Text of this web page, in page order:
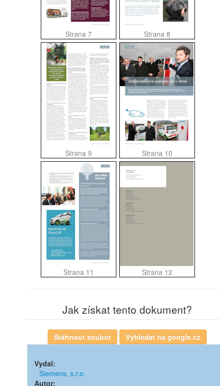
Strana 7 Strana 8
Strana 9 Strana 10
Strana 11 Strana 12
Jak získat tento dokument?
Vydal:
Siemens, s.r.o.
Autor: